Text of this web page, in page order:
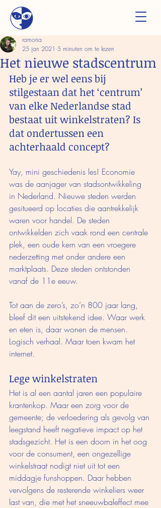
Het nieuwe stadscentrum
ramona
25 jan 2021 5 minuten om te lezen
Heb je er wel eens bij
stilgestaan dat het ‘centrum’
van elke Nederlandse stad
bestaat uit winkelstraten? Is
dat ondertussen een
achterhaald concept?
Yay, mini geschiedenis les! Economie
was de aanjager van stadsontwikkeling
in Nederland. Nieuwe steden werden
gesitueerd op locaties die aantrekkelijk
waren voor handel. De steden
ontwikkelden zich vaak rond een centrale
plek, een oude kern van een vroegere
nederzetting met onder andere een
marktplaats. Deze steden ontstonden
vanaf de 11e eeuw.
Tot aan de zero’s, zo’n 800 jaar lang,
bleef dit een uitstekend idee. Waar werk
en eten is, daar wonen de mensen.
Logisch verhaal. Maar toen kwam het
internet.
Lege winkelstraten
Het is al een aantal jaren een populaire
krantenkop. Maar een zorg voor de
gemeente; de verloedering als gevolg van
leegstand heeft negatieve impact op het
stadsgezicht. Het is een doorn in het oog
voor de consument, een ongezellige
winkelstraat nodigt niet uit tot een
middagje funshoppen. Daar hebben
vervolgens de resterende winkeliers weer
last van, die met het sneeuwbaleffect mee